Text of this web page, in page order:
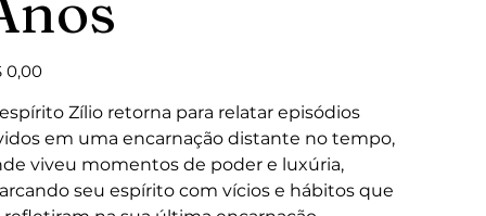
0,00
Zílio retorna para relatar episódios
em uma encarnação distante no tempo,
viveu momentos de poder e luxúria,
seu espírito com vícios e hábitos que